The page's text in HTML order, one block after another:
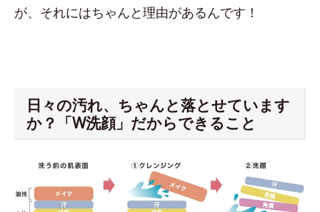
が、それにはちゃんと理由があるんです！
日々の汚れ、ちゃんと落とせています
か？「W洗顔」だからできること